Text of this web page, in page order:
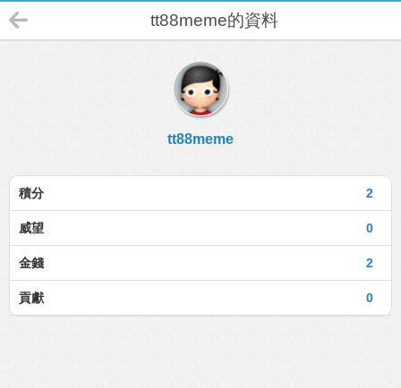
tt88meme的資料
tt88meme
2
積分
0
威望
2
金錢
0
貢獻